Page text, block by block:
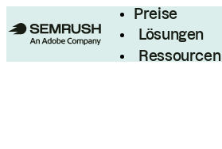
Preise
Lösungen
Ressourcen